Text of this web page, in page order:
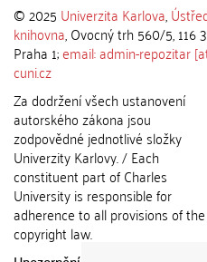
© 2025 Univerzita Karlova,
knihovna, Ovocný trh 560/5, 116
Praha 1;email: admin-repozitar
cuni.cz
Za dodržení všech ustanovení
autorského zákona jsou
zodpovědné jednotlivé složky
Univerzity Karlovy. / Each
constituent part of Charles
University is responsible for
adherence to all provisions of the
copyright law.